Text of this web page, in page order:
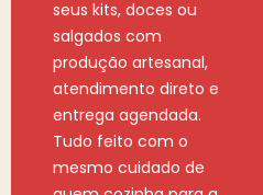
seus kits, doces ou
salgados com
produção artesanal,
atendimento direto e
entrega agendada.
Tudo feito com o
mesmo cuidado de